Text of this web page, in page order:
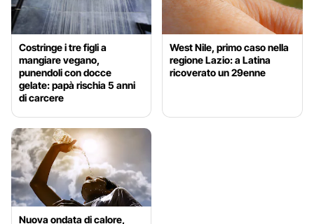
Costringe i tre figli a
mangiare vegano,
punendoli con docce
gelate: papà rischia 5 anni
di carcere
West Nile, primo caso nella
regione Lazio: a Latina
ricoverato un 29enne
Nuova ondata di calore,